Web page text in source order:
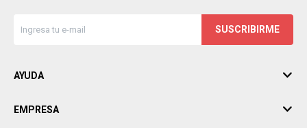
SUSCRIBIRME
AYUDA
EMPRESA